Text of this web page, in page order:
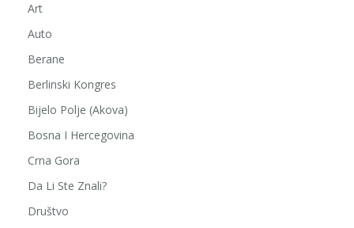
Art
Auto
Berane
Berlinski Kongres
Bijelo Polje (Akova)
Bosna I Hercegovina
Crna Gora
Da Li Ste Znali?
Društvo